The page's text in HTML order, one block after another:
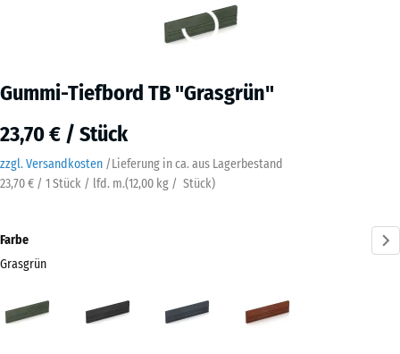
Gummi-Tiefbord TB "Grasgrün"
23,70 € / Stück
zzgl. Versandkosten /Lieferung in ca. aus Lagerbestand
23,70 € / 1 Stück / lfd. m.(12,00 kg / Stück)
Farbe
Grasgrün
(active)